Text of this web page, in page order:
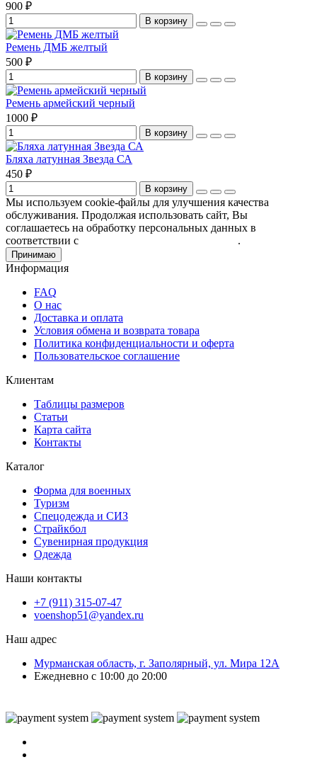
900 ₽
В корзину
Ремень ДМБ желтый
500 ₽
В корзину
Ремень армейский черный
1000 ₽
В корзину
Бляха латунная Звезда СА
450 ₽
В корзину
Мы используем cookie-файлы для улучшения качества
обслуживания. Продолжая использовать сайт, Вы
соглашаетесь на обработку персональных данных в
соответствии с
.
Принимаю
Информация
FAQ
О нас
Доставка и оплата
Условия обмена и возврата товара
Политика конфиденциальности и оферта
Пользовательское соглашение
Клиентам
Таблицы размеров
Статьи
Карта сайта
Контакты
Каталог
Форма для военных
Туризм
Спецодежда и СИЗ
Страйкбол
Сувенирная продукция
Одежда
Наши контакты
+7 (911) 315-07-47
voenshop51@yandex.ru
Наш адрес
Мурманская область, г. Заполярный, ул. Мира 12А
Ежедневно с 10:00 до 20:00